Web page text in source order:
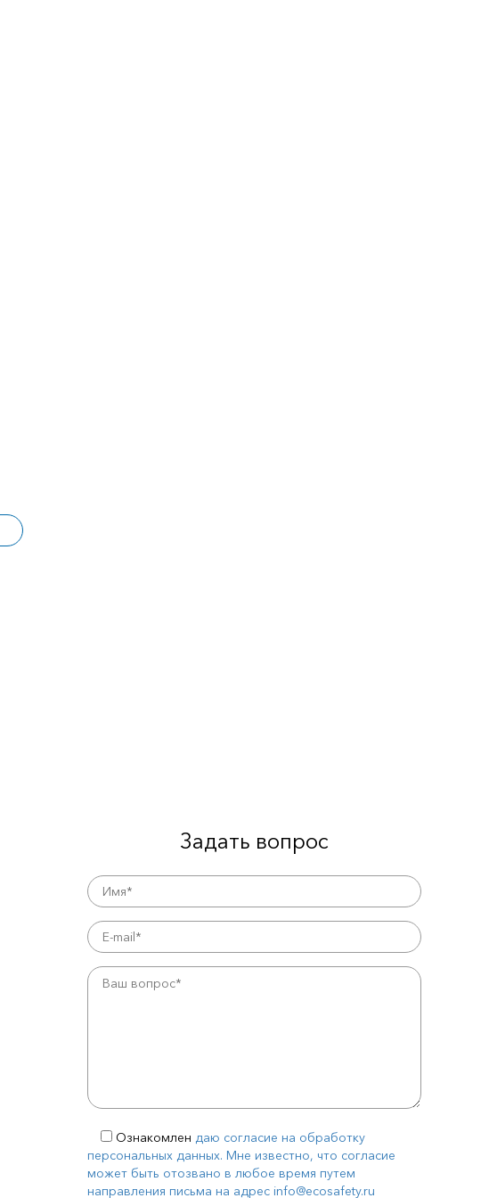
Задать вопрос
Ознакомлен даю согласие на обработку
персональных данных. Мне известно, что согласие
может быть отозвано в любое время путем
направления письма на адрес info@ecosafety.ru